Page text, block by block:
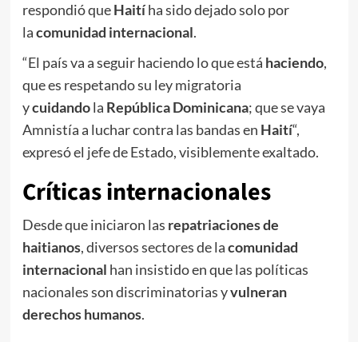
respondió queHaitíha sido dejado solo por
lacomunidad internacional.
“El país va a seguir haciendo lo que está haciendo,
que es respetando su ley migratoria
ycuidandola República Dominicana; que se vaya
Amnistía a luchar contra las bandas en Haití“,
expresó el jefe de Estado, visiblemente exaltado.
Críticas internacionales
Desde que iniciaron las repatriaciones de
haitianos, diversos sectores de lacomunidad
internacional han insistido en que las políticas
nacionales son discriminatorias yvulneran
derechos humanos.